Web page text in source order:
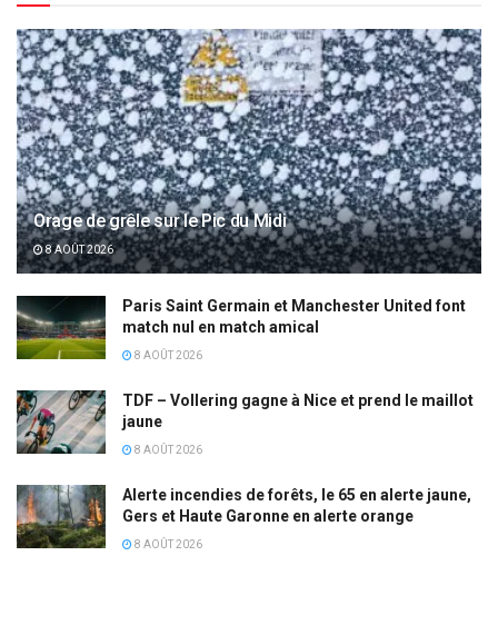
Orage de grêle sur le Pic du Midi
8 AOÛT 2026
Paris Saint Germain et Manchester United font
match nul en match amical
8 AOÛT 2026
TDF – Vollering gagne à Nice et prend le maillot
jaune
8 AOÛT 2026
Alerte incendies de forêts, le 65 en alerte jaune,
Gers et Haute Garonne en alerte orange
8 AOÛT 2026